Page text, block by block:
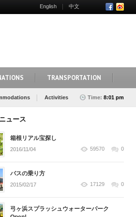
English 中文
TRANSPORTATION
Activities Time: 8:01 pm
ュース
箱根リアル宝探し
2016/11/04 59570 0
バスの乗り方
2015/02/17 17129 0
弓ヶ浜スプラッシュウォーターパーク